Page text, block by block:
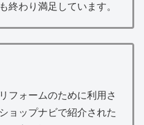
終わり満足しています。
フォームのために利用さ
ョップナビで紹介された